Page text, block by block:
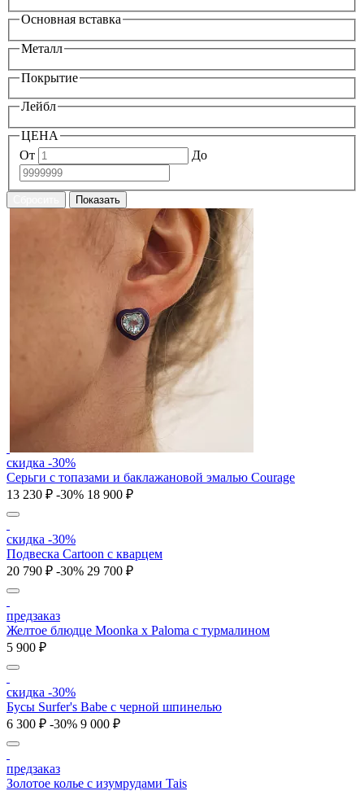
Основная вставка
Металл
Покрытие
Лейбл
ЦЕНА
От
До
скидка -30%
Серьги с топазами и баклажановой эмалью Courage
13 230 ₽ -30% 18 900 ₽
скидка -30%
Подвеска Cartoon c кварцем
20 790 ₽ -30% 29 700 ₽
предзаказ
Желтое блюдце Moonka x Paloma с турмалином
5 900 ₽
скидка -30%
Бусы Surfer's Babe с черной шпинелью
6 300 ₽ -30% 9 000 ₽
предзаказ
Золотое колье с изумрудами Tais